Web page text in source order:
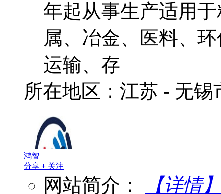
年起从事生产适用
属、冶金、医料、
运输、存
所在地区：江苏 - 无
鸿智
分享 + 关注
网站简介： 【详情】